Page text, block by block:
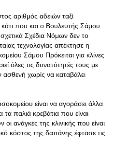
αριθμός αδειών ταξί
κάτι που και ο Βουλευτής Σάμου
Σχέδια Νόμων δεν το
τεχνολογίας απέκτησε η
Σάμου Πρόκειται για κλίνες
όλες τις δυνατότητές τους με
χωρίς να καταβάλει
είναι να αγοράσει άλλα
παλιά κρεβάτια που είναι
ανάγκες της κλινικής που είναι
κόστος της δαπάνης έφτασε τις